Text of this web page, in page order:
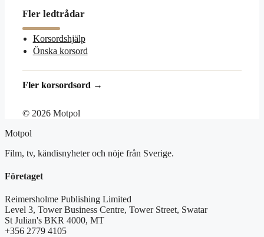
Fler ledtrådar
Korsordshjälp
Önska korsord
Fler korsordsord →
© 2026 Motpol
Motpol
Film, tv, kändisnyheter och nöje från Sverige.
Företaget
Reimersholme Publishing Limited
Level 3, Tower Business Centre, Tower Street, Swatar
St Julian's BKR 4000, MT
+356 2779 4105